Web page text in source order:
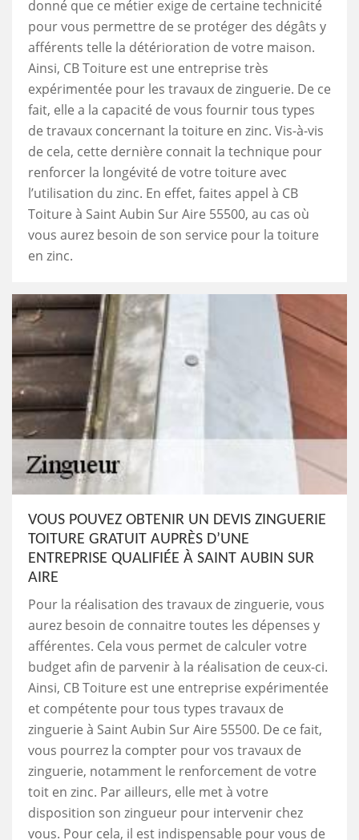
donné que ce métier exige de certaine technicité
pour vous permettre de se protéger des dégâts y
afférents telle la détérioration de votre maison.
Ainsi, CB Toiture est une entreprise très
expérimentée pour les travaux de zinguerie. De ce
fait, elle a la capacité de vous fournir tous types
de travaux concernant la toiture en zinc. Vis-à-vis
de cela, cette dernière connait la technique pour
renforcer la longévité de votre toiture avec
l’utilisation du zinc. En effet, faites appel à CB
Toiture à Saint Aubin Sur Aire 55500, au cas où
vous aurez besoin de son service pour la toiture
en zinc.
VOUS POUVEZ OBTENIR UN DEVIS ZINGUERIE
TOITURE GRATUIT AUPRÈS D’UNE
ENTREPRISE QUALIFIÉE À SAINT AUBIN SUR
AIRE
Pour la réalisation des travaux de zinguerie, vous
aurez besoin de connaitre toutes les dépenses y
afférentes. Cela vous permet de calculer votre
budget afin de parvenir à la réalisation de ceux-ci.
Ainsi, CB Toiture est une entreprise expérimentée
et compétente pour tous types travaux de
zinguerie à Saint Aubin Sur Aire 55500. De ce fait,
vous pourrez la compter pour vos travaux de
zinguerie, notamment le renforcement de votre
toit en zinc. Par ailleurs, elle met à votre
disposition son zingueur pour intervenir chez
vous. Pour cela, il est indispensable pour vous de